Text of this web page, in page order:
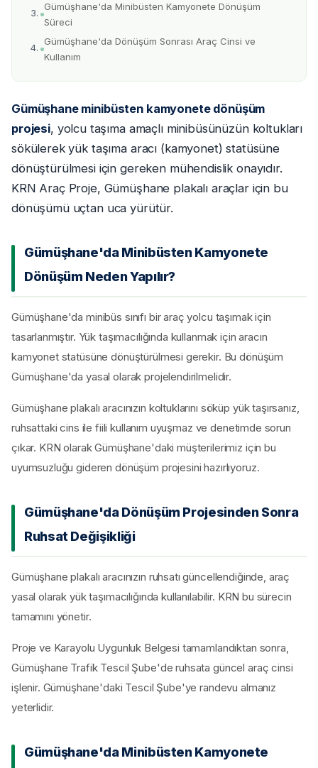
Gümüşhane'da Minibüsten Kamyonete Dönüşüm
Süreci
Gümüşhane'da Dönüşüm Sonrası Araç Cinsi ve
Kullanım
Gümüşhane minibüsten kamyonete dönüşüm
projesi, yolcu taşıma amaçlı minibüsünüzün koltukları
sökülerek yük taşıma aracı (kamyonet) statüsüne
dönüştürülmesi için gereken mühendislik onayıdır.
KRN Araç Proje, Gümüşhane plakalı araçlar için bu
dönüşümü uçtan uca yürütür.
Gümüşhane'da Minibüsten Kamyonete
Dönüşüm Neden Yapılır?
Gümüşhane'da minibüs sınıfı bir araç yolcu taşımak için
tasarlanmıştır. Yük taşımacılığında kullanmak için aracın
kamyonet statüsüne dönüştürülmesi gerekir. Bu dönüşüm
Gümüşhane'da yasal olarak projelendirilmelidir.
Gümüşhane plakalı aracınızın koltuklarını söküp yük taşırsanız,
ruhsattaki cins ile fiili kullanım uyuşmaz ve denetimde sorun
çıkar. KRN olarak Gümüşhane'daki müşterilerimiz için bu
uyumsuzluğu gideren dönüşüm projesini hazırlıyoruz.
Gümüşhane'da Dönüşüm Projesinden Sonra
Ruhsat Değişikliği
Gümüşhane plakalı aracınızın ruhsatı güncellendiğinde, araç
yasal olarak yük taşımacılığında kullanılabilir. KRN bu sürecin
tamamını yönetir.
Proje ve Karayolu Uygunluk Belgesi tamamlandıktan sonra,
Gümüşhane Trafik Tescil Şube'de ruhsata güncel araç cinsi
işlenir. Gümüşhane'daki Tescil Şube'ye randevu almanız
yeterlidir.
Gümüşhane'da Minibüsten Kamyonete